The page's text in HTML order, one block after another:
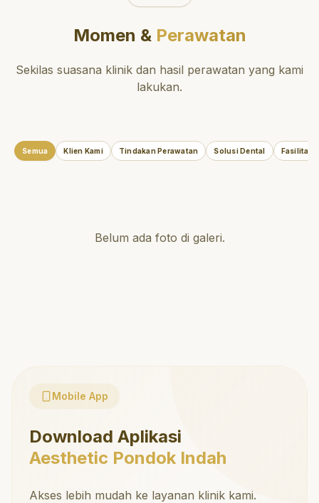
Momen &Perawatan
Sekilas suasana klinik dan hasil perawatan yang kami
lakukan.
Semua Klien Kami Tindakan Perawatan Solusi Dental Fasilitas
Belum ada foto di galeri.
Mobile App
Download Aplikasi
Aesthetic Pondok Indah
Akses lebih mudah ke layanan klinik kami.